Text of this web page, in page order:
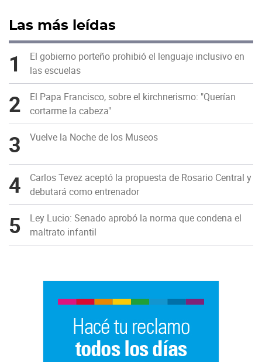
Las más leídas
1
El gobierno porteño prohibió el lenguaje inclusivo en
las escuelas
2
El Papa Francisco, sobre el kirchnerismo: "Querían
cortarme la cabeza"
3 Vuelve la Noche de los Museos
4
Carlos Tevez aceptó la propuesta de Rosario Central y
debutará como entrenador
5
Ley Lucio: Senado aprobó la norma que condena el
maltrato infantil